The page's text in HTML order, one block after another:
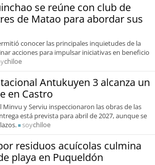
se reúne con club de
de Matao para abordar sus
conocer las principales inquietudes de la
acciones para impulsar iniciativas en beneficio
chiloe
Antukuyen 3 alcanza un
en Castro
y Serviu inspeccionaron las obras de las
está prevista para abril de 2027, aunque se
soychiloe
residuos acuícolas culmina
playa en Puqueldón